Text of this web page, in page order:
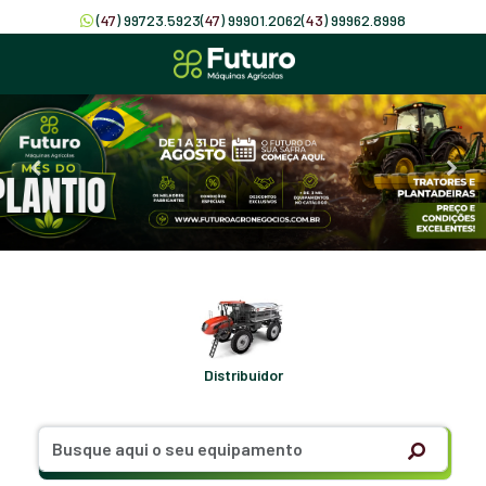
(47) 99723.5923(47) 99901.2062(43) 99962.8998
Distribuidor